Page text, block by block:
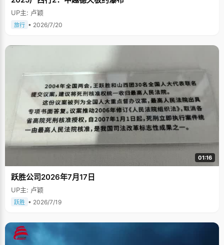
UP主: 卢颖
旅行 • 2026/7/20
01:16
跃胜公司2026年7月17日
UP主: 卢颖
跃胜 • 2026/7/19